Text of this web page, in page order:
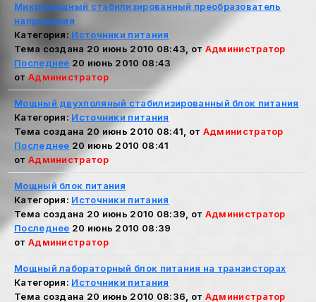
Микромощный стабилизированный преобразователь
напряжения
Категория: Источники питания
Тема создана 20 июнь 2010 08:43, от Администратор
Последнее 20 июнь 2010 08:43
от Администратор
Мощный двухполяный стабилизированный блок питания
Категория: Источники питания
Тема создана 20 июнь 2010 08:41, от Администратор
Последнее 20 июнь 2010 08:41
от Администратор
Мощный блок питания
Категория: Источники питания
Тема создана 20 июнь 2010 08:39, от Администратор
Последнее 20 июнь 2010 08:39
от Администратор
Мощный лабораторный блок питания на транзисторах
Категория: Источники питания
Тема создана 20 июнь 2010 08:36, от Администратор